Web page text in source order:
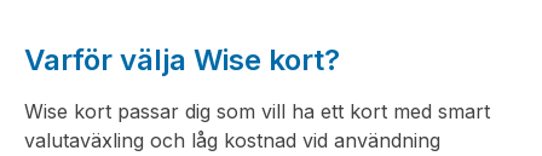
Varför välja Wise kort?
Wise kort passar dig som vill ha ett kort med smart
valutaväxling och låg kostnad vid användning